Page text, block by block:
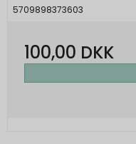
5709898373603
100,00 DKK